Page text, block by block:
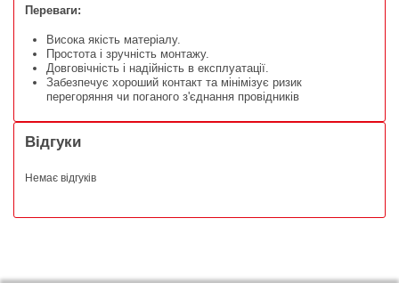
Переваги:
Висока якість матеріалу.
Простота і зручність монтажу.
Довговічність і надійність в експлуатації.
Забезпечує хороший контакт та мінімізує ризик
перегоряння чи поганого з'єднання провідників
Відгуки
Немає відгуків